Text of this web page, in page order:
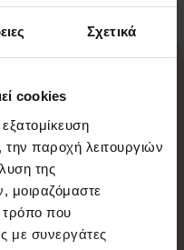
Σχετικά
cookies
την παροχή λειτουργιών
της
μοιραζόμαστε
που
με συνεργάτες